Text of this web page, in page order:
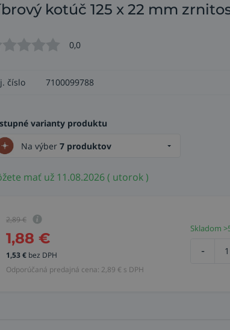
kotúč 125 x 22 mm
0,0
číslo 7100099788
varianty produktu
Na výber 7 produktov
mať už 11.08.2026 ( utorok )
2,89€
1,88 €
1,53€ bez DPH
Odporúčaná predajná cena: 2,89 € s DPH
Skladom
-